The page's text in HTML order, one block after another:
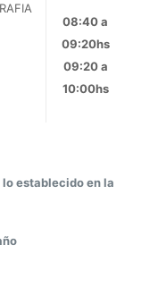
08:40 a
09:20hs
09:20 a
10:00hs
establecido en la